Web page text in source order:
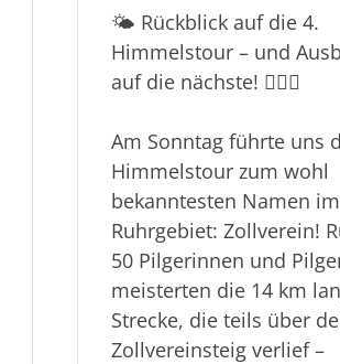
🌤 Rückblick auf die 4.
Himmelstour – und
auf die nächste! 🚶‍♂️✨
Am Sonntag führte uns
Himmelstour zum wohl
bekanntesten Namen im
Ruhrgebiet: Zollverein!
50 Pilgerinnen und
meisterten die 14 km
Strecke, die teils über
Zollvereinsteig verlief –
Über uns
DJK
News
Service
Veranstaltungen